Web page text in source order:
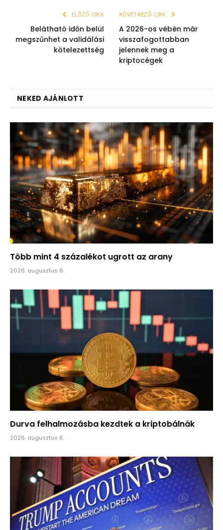
ELŐZŐ CIKK
Belátható időn belül
megszűnhet a validálási
kötelezettség
KÖVETKEZŐ CIKK
A 2026-os vébén már
visszafogottabban
jelennek meg a
kriptocégek
NEKED AJÁNLOTT
Több mint 4 százalékot ugrott az arany
2026. augusztus 6.
Durva felhalmozásba kezdtek a kriptobálnák
2026. augusztus 6.